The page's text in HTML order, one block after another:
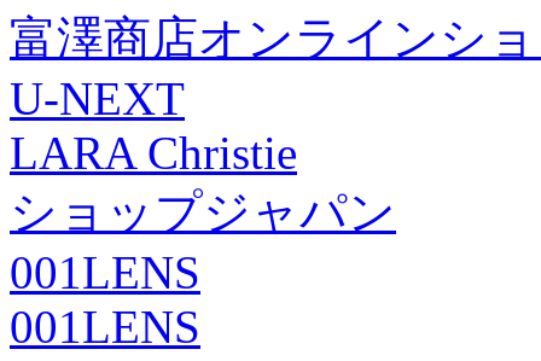
富澤商店オンラインシ
U-NEXT
LARA Christie
ショップジャパン
001LENS
001LENS